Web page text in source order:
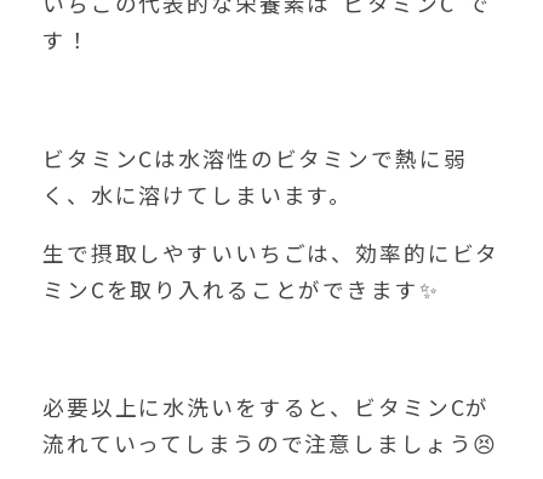
す！
ビタミンCは水溶性のビタミンで熱に弱
く、水に溶けてしまいます。
生で摂取しやすいいちごは、効率的にビタ
ミンCを取り入れることができます✨
必要以上に水洗いをすると、ビタミンCが
流れていってしまうので注意しましょう😣